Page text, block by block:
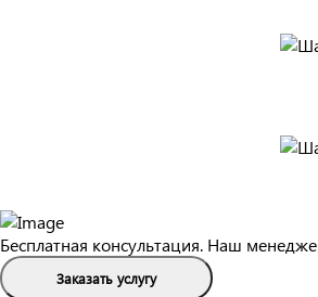
Бесплатная консультация. Наш
Заказать услугу